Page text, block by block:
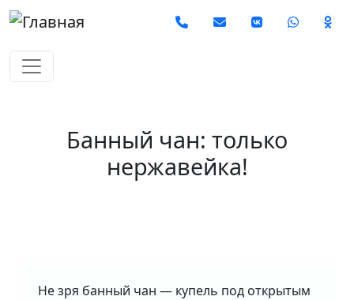
Перейти к основному содержанию
Social
Банный чан: только
нержавейка!
Не зря банный чан — купель под открытым